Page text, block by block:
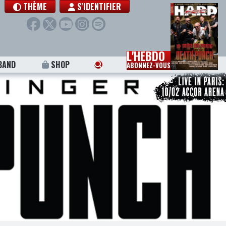
THÈME S'IDENTIFIER
SHOP L'HEBDO
ABONNEZ-VOUS